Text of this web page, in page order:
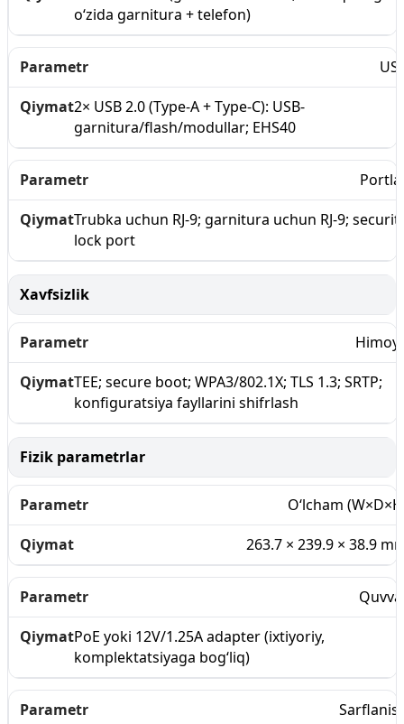
o‘zida garnitura + telefon)
2× USB 2.0 (Type-A + Type-C): USB-
garnitura/flash/modullar; EHS40
Trubka uchun RJ-9; garnitura uchun RJ-9;
lock port
Xavfsizlik
TEE; secure boot; WPA3/802.1X; TLS 1.3; SRTP;
konfiguratsiya fayllarini shifrlash
Fizik parametrlar
O‘lcham
263.7 × 239.9 × 38.9
PoE yoki 12V/1.25A adapter (ixtiyoriy,
komplektatsiyaga bog‘liq)